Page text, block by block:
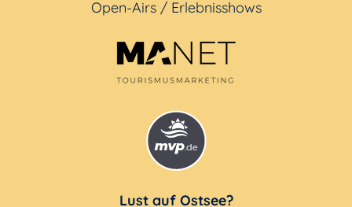
Open-Airs / Erlebnisshows
Lust auf Ostsee?